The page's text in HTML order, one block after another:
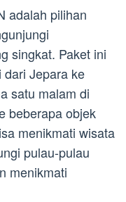
adalah pilihan
singkat. Paket ini
dari Jepara ke
satu malam di
beberapa objek
menikmati wisata
pulau-pulau
menikmati